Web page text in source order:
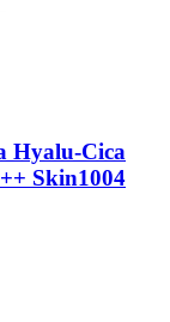
Hyalu-Cica
Skin1004